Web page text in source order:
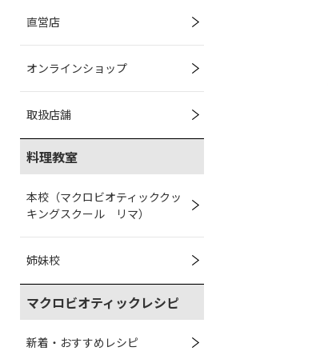
直営店
オンラインショップ
取扱店舗
料理教室
本校（マクロビオティッククッ
キングスクール リマ）
姉妹校
マクロビオティックレシピ
新着・おすすめレシピ